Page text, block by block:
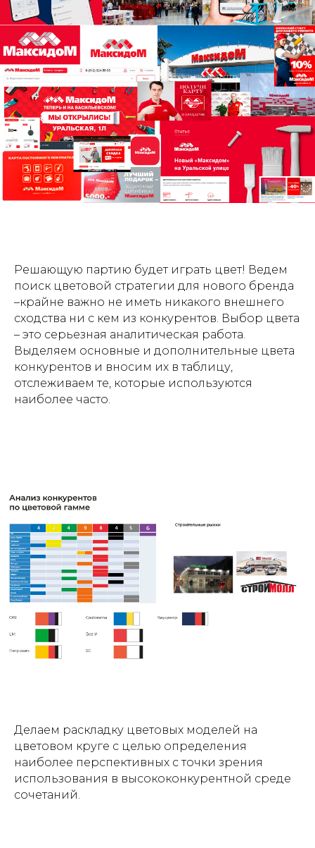
Решающую партию будет играть цвет! Ведем
поиск цветовой стратегии для нового бренда
–крайне важно не иметь никакого внешнего
сходства ни с кем из конкурентов. Выбор цвета
– это серьезная аналитическая работа.
Выделяем основные и дополнительные цвета
конкурентов и вносим их в таблицу,
отслеживаем те, которые используются
наиболее часто.
Делаем раскладку цветовых моделей на
цветовом круге с целью определения
наиболее перспективных с точки зрения
использования в высококонкурентной среде
сочетаний.